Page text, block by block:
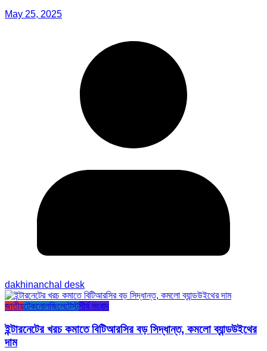
May 25, 2025
dakhinanchal desk
জাতীয়টেকনোলজিলেটেস্টশীর্ষ সংবাদ
ইন্টারনেটের খরচ কমাতে বিটিআরসির বড় সিদ্ধান্ত, কমলো ব্যান্ডউইথের
দাম